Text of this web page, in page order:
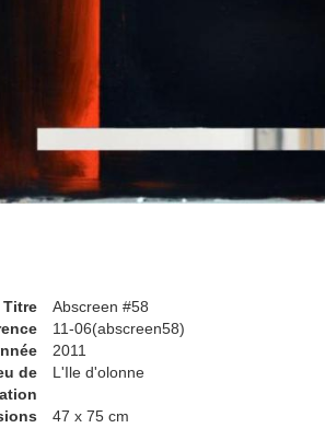
Titre
Abscreen #58
11-06(abscreen58)
2011
de
L'Ile d'olonne
47 x 75 cm